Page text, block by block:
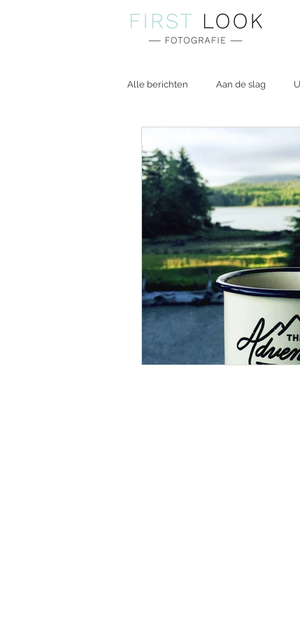
Alle berichten Aan de slag